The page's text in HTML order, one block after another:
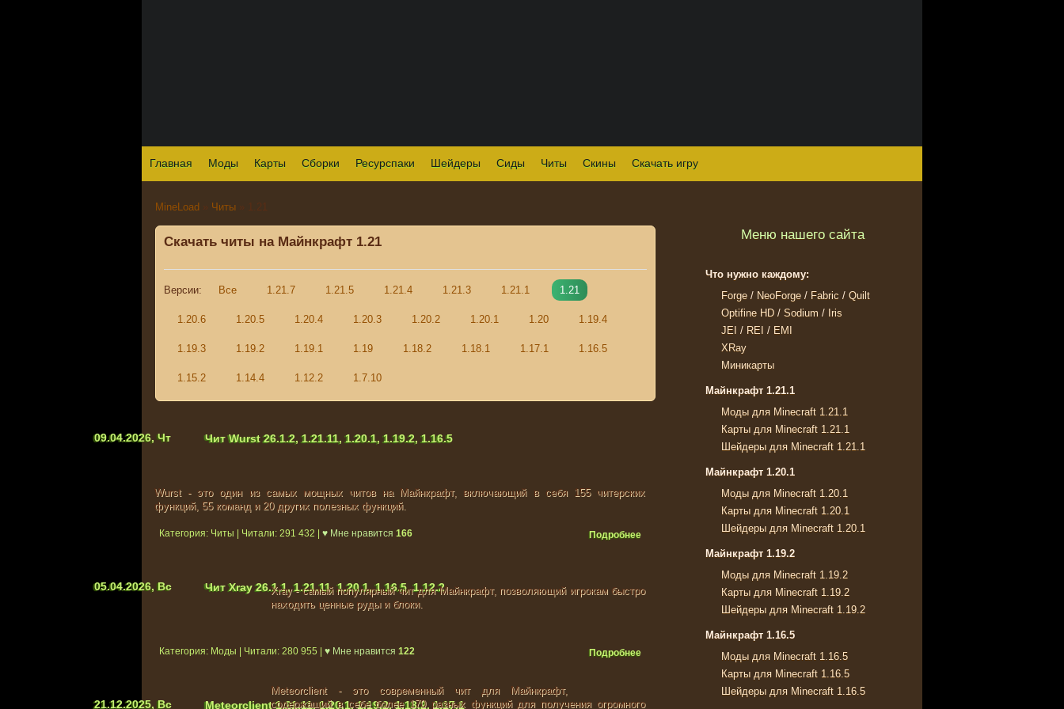
Главная Моды Карты Сборки Ресурспаки Шейдеры Сиды Читы Скины Скачать игру
MineLoad Читы » 1.21
Скачать читы на Майнкрафт 1.21
Версии: Все 1.21.7 1.21.5 1.21.4 1.21.3 1.21.1 1.21
1.20.6 1.20.5 1.20.4 1.20.3 1.20.2 1.20.1 1.20 1.19.4
1.19.3 1.19.2 1.19.1 1.19 1.18.2 1.18.1 1.17.1 1.16.5
1.15.2 1.14.4 1.12.2 1.7.10
09.04.2026, Чт Чит Wurst 26.1.2, 1.21.11, 1.20.1, 1.19.2, 1.16.5
Wurst - это один из самых мощных читов на Майнкрафт, включающий в себя 155 читерских
функций, 55 команд и 20 других полезных функций.
Категория: Читы | Читали: 291 432 | ♥ Мне нравится 166 Подробнее
05.04.2026, Вс Чит Xray 26.1.1, 1.21.11, 1.20.1, 1.16.5, 1.12.2
Xray - самый популярный чит для Майнкрафт, позволяющий игрокам быстро
находить ценные руды и блоки.
Категория: Моды | Читали: 280 955 | ♥ Мне нравится 122 Подробнее
21.12.2025, Вс Meteorclient 1.21.11, 1.20.1, 1.19.2, 1.18.2, 1.17.1
Meteorclient - это современный чит для Майнкрафт,
содержащий в себе более 170 разных функций для получения огромного
Меню нашего сайта
Что нужно каждому:
Forge / NeoForge / Fabric / Quilt
Optifine HD / Sodium / Iris
JEI / REI / EMI
XRay
Миникарты
Майнкрафт 1.21.1
Моды для Minecraft 1.21.1
Карты для Minecraft 1.21.1
Шейдеры для Minecraft 1.21.1
Майнкрафт 1.20.1
Моды для Minecraft 1.20.1
Карты для Minecraft 1.20.1
Шейдеры для Minecraft 1.20.1
Майнкрафт 1.19.2
Моды для Minecraft 1.19.2
Карты для Minecraft 1.19.2
Шейдеры для Minecraft 1.19.2
Майнкрафт 1.16.5
Моды для Minecraft 1.16.5
Карты для Minecraft 1.16.5
Шейдеры для Minecraft 1.16.5